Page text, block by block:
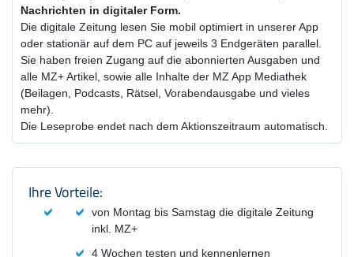
Nachrichten in digitaler Form.
Die digitale Zeitung lesen Sie mobil optimiert in unserer App
oder stationär auf dem PC auf jeweils 3 Endgeräten parallel.
Sie haben freien Zugang auf die abonnierten Ausgaben und
alle MZ+ Artikel, sowie alle Inhalte der MZ App Mediathek
(Beilagen, Podcasts, Rätsel, Vorabendausgabe und vieles
mehr).
Die Leseprobe endet nach dem Aktionszeitraum automatisch.
Produktzusammenfassung und
Ihre Vorteile:
von Montag bis Samstag die digitale Zeitung
inkl. MZ+
4 Wochen testen und kennenlernen